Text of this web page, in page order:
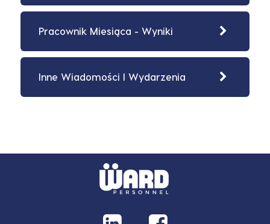
Pracownik Miesiąca - Wyniki
Inne Wiadomości I Wydarzenia